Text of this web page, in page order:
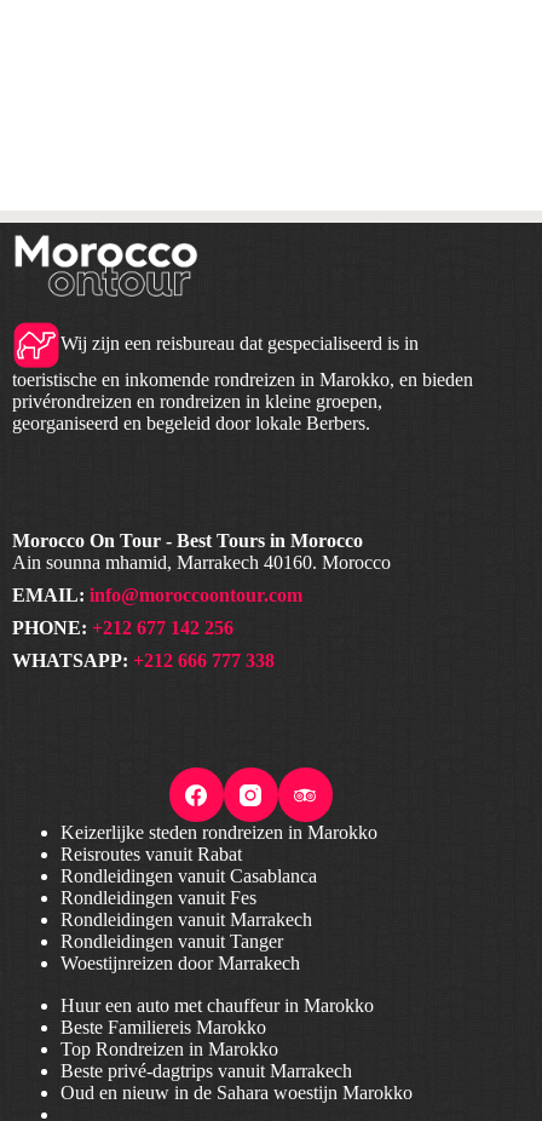
Wij zijn een reisbureau dat gespecialiseerd is in
toeristische en inkomende rondreizen in Marokko, en bieden
privérondreizen en rondreizen in kleine groepen,
georganiseerd en begeleid door lokale Berbers.
Morocco On Tour - Best Tours in Morocco
Ain sounna mhamid, Marrakech 40160. Morocco
EMAIL: info@moroccoontour.com
PHONE: +212 677 142 256
WHATSAPP: +212 666 777 338
Keizerlijke steden rondreizen in Marokko
Reisroutes vanuit Rabat
Rondleidingen vanuit Casablanca
Rondleidingen vanuit Fes
Rondleidingen vanuit Marrakech
Rondleidingen vanuit Tanger
Woestijnreizen door Marrakech
Huur een auto met chauffeur in Marokko
Beste Familiereis Marokko
Top Rondreizen in Marokko
Beste privé-dagtrips vanuit Marrakech
Oud en nieuw in de Sahara woestijn Marokko